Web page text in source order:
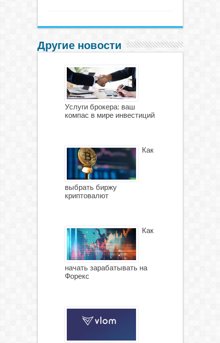
Другие новости
Услуги брокера: ваш
компас в мире инвестиций
Как
выбрать биржу
криптовалют
Как
начать зарабатывать на
Форекс